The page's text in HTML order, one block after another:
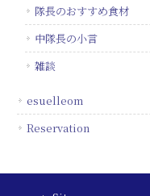
隊長のおすすめ食材
中隊長の小言
雑談
esuelleom
Reservation